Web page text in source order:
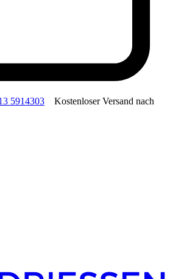
5914303 Kostenloser Versand nach